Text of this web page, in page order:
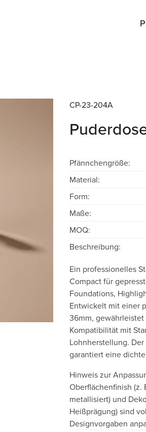
CP-23-204A
Pfännchengröße:
Material:
Form:
Maße:
MOQ:
Beschreibung:
Ein professionelles
Compact für
Foundations,
Entwickelt mit einer
36mm,
Kompatibilität mit
Lohnherstellung.
garantiert eine
Hinweis zur
Oberflächenfinish (z.
metallisiert) und
Heißprägung) sind
Designvorgaben